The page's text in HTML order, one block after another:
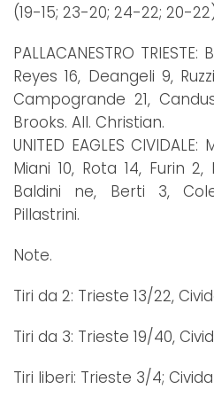
(19-15; 23-20; 24-22; 20-
PALLACANESTRO
Reyes 16, Deangeli 9,
Campogrande 21,
Brooks. All. Christian.
UNITED EAGLES
Miani 10, Rota 14, Furin
Baldini ne, Berti 3,
Pillastrini.
Note.
Tiri da 2: Trieste 13/22,
Tiri da 3: Trieste 19/40,
Tiri liberi: Trieste 3/4;